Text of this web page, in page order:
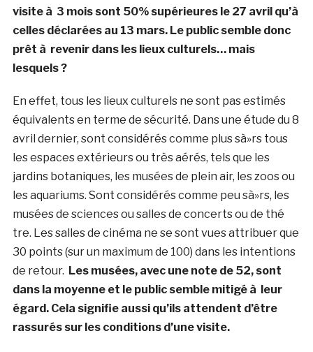
visite à 3 mois sont 50% supérieures le 27 avril qu’à
celles déclarées au 13 mars. Le public semble donc
prêt à revenir dans les lieux culturels… mais
lesquels ?
En effet, tous les lieux culturels ne sont pas estimés
équivalents en terme de sécurité. Dans une étude du 8
avril dernier, sont considérés comme plus sà»rs tous
les espaces extérieurs ou très aérés, tels que les
jardins botaniques, les musées de plein air, les zoos ou
les aquariums. Sont considérés comme peu sà»rs, les
musées de sciences ou salles de concerts ou de thé
tre. Les salles de cinéma ne se sont vues attribuer que
30 points (sur un maximum de 100) dans les intentions
de retour. Les musées, avec une note de 52, sont
dans la moyenne et le public semble mitigé à leur
égard. Cela signifie aussi qu’ils attendent d’être
rassurés sur les conditions d’une visite.